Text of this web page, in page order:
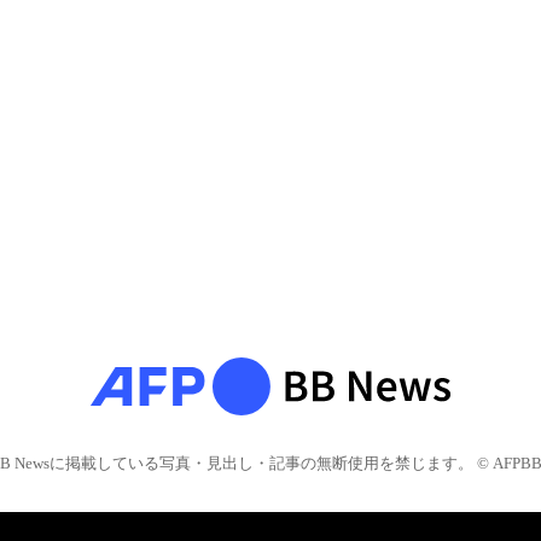
Newsに掲載している写真・見出し・記事の無断使用を禁じます。 © AFPBB